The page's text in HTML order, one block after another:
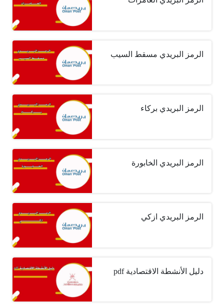
الرمز البريدي مسقط السيب
الرمز البريدي بركاء
الرمز البريدي الخابورة
الرمز البريدي ازكي
دليل الأنشطة الاقتصادية pdf